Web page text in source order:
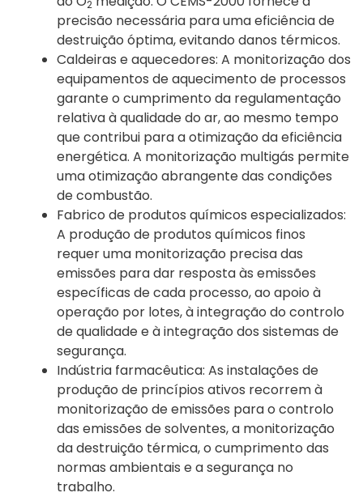
2
precisão necessária para uma eficiência de
destruição óptima, evitando danos térmicos.
Caldeiras e aquecedores: A monitorização dos
equipamentos de aquecimento de processos
garante o cumprimento da regulamentação
relativa à qualidade do ar, ao mesmo tempo
que contribui para a otimização da eficiência
energética. A monitorização multigás permite
uma otimização abrangente das condições
de combustão.
Fabrico de produtos químicos especializados:
A produção de produtos químicos finos
requer uma monitorização precisa das
emissões para dar resposta às emissões
específicas de cada processo, ao apoio à
operação por lotes, à integração do controlo
de qualidade e à integração dos sistemas de
segurança.
Indústria farmacêutica: As instalações de
produção de princípios ativos recorrem à
monitorização de emissões para o controlo
das emissões de solventes, a monitorização
da destruição térmica, o cumprimento das
normas ambientais e a segurança no
trabalho.